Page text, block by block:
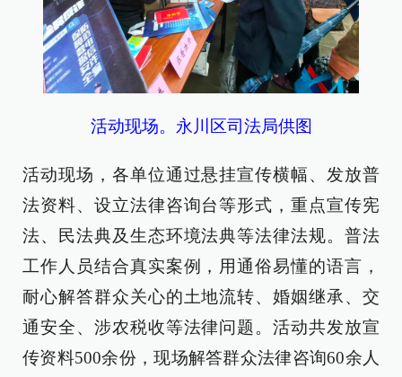
活动现场。永川区司法局供图
活动现场，各单位通过悬挂宣传横幅、发放普
法资料、设立法律咨询台等形式，重点宣传宪
法、民法典及生态环境法典等法律法规。普法
工作人员结合真实案例，用通俗易懂的语言，
耐心解答群众关心的土地流转、婚姻继承、交
通安全、涉农税收等法律问题。活动共发放宣
传资料500余份，现场解答群众法律咨询60余人